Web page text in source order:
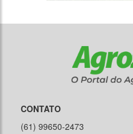
CONTATO
(61) 99650-2473